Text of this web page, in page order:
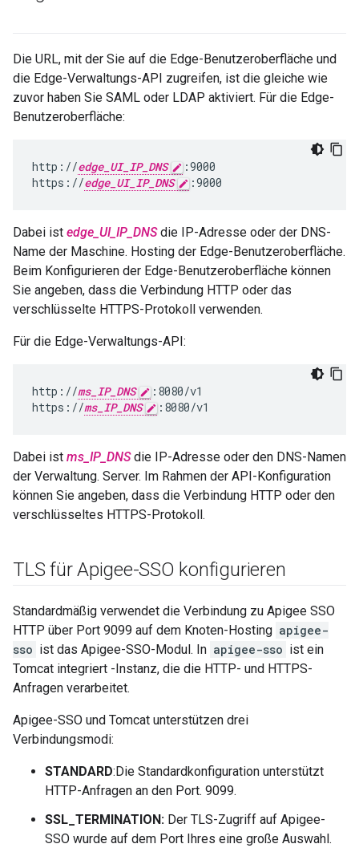
Die URL, mit der Sie auf die Edge-Benutzeroberfläche und
die Edge-Verwaltungs-API zugreifen, ist die gleiche wie
zuvor haben Sie SAML oder LDAP aktiviert. Für die Edge-
Benutzeroberfläche:
http://edge_UI_IP_DNS
:9000
https://edge_UI_IP_DNS :9000
Dabei ist edge_UI_IP_DNSdie IP-Adresse oder der DNS-
Name der Maschine. Hosting der Edge-Benutzeroberfläche.
Beim Konfigurieren der Edge-Benutzeroberfläche können
Sie angeben, dass die Verbindung HTTP oder das
verschlüsselte HTTPS-Protokoll verwenden.
Für die Edge-Verwaltungs-API:
http://ms_IP_DNS
:8080/v1
https://ms_IP_DNS :8080/v1
Dabei ist ms_IP_DNSdie IP-Adresse oder den DNS-Namen
der Verwaltung. Server. Im Rahmen der API-Konfiguration
können Sie angeben, dass die Verbindung HTTP oder den
verschlüsseltes HTTPS-Protokoll.
TLS für Apigee-SSO konfigurieren
Standardmäßig verwendet die Verbindung zu Apigee SSO
HTTP über Port 9099 auf dem Knoten-Hosting apigee-
sso ist das Apigee-SSO-Modul. In apigee-sso ist ein
Tomcat integriert -Instanz, die die HTTP- und HTTPS-
Anfragen verarbeitet.
Apigee-SSO und Tomcat unterstützen drei
Verbindungsmodi:
STANDARD:Die Standardkonfiguration unterstützt
HTTP-Anfragen an den Port. 9099.
SSL_TERMINATION: Der TLS-Zugriff auf Apigee-
SSO wurde auf dem Port Ihres eine große Auswahl.